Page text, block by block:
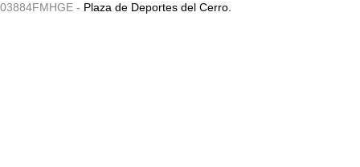
03884FMHGE - Plaza de Deportes del Cerro.